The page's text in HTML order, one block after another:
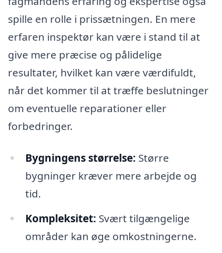
spille en rolle i prissætningen. En mere
erfaren inspektør kan være i stand til at
give mere præcise og pålidelige
resultater, hvilket kan være værdifuldt,
når det kommer til at træffe beslutninger
om eventuelle reparationer eller
forbedringer.
Bygningens størrelse: Større
bygninger kræver mere arbejde og
tid.
Kompleksitet: Svært tilgængelige
områder kan øge omkostningerne.